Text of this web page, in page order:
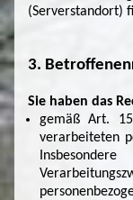
(Serverstandort)
3.
Sie haben das
gemäß Art.
verarbeiteten